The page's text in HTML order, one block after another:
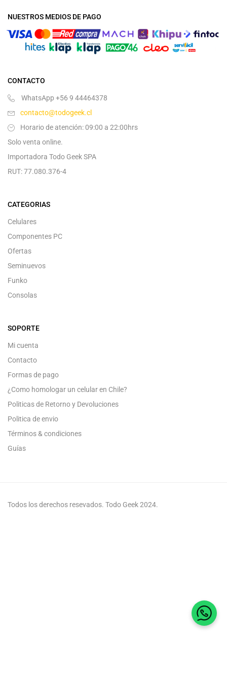
NUESTROS MEDIOS DE PAGO
CONTACTO
WhatsApp +56 9 44464378
contacto@todogeek.cl
Horario de atención: 09:00 a 22:00hrs
Solo venta online.
Importadora Todo Geek SPA
RUT: 77.080.376-4
CATEGORIAS
Celulares
Componentes PC
Ofertas
Seminuevos
Funko
Consolas
SOPORTE
Mi cuenta
Contacto
Formas de pago
¿Como homologar un celular en Chile?
Politicas de Retorno y Devoluciones
Politica de envio
Términos & condiciones
Guías
Todos los derechos resevados. Todo Geek 2024.
Habla